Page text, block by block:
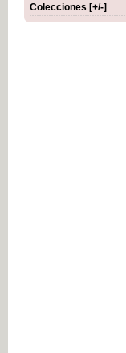
Colecciones [+/-]